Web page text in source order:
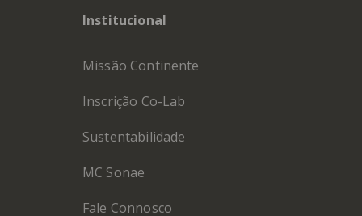
Institucional
Missão Continente
Inscrição Co-Lab
Sustentabilidade
MC Sonae
Fale Connosco